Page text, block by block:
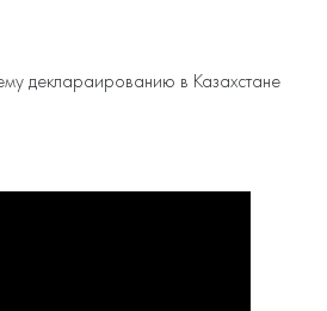
деклараированию в Казахстане